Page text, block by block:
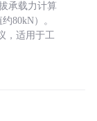
承载力计算
80kN）。
，适用于工